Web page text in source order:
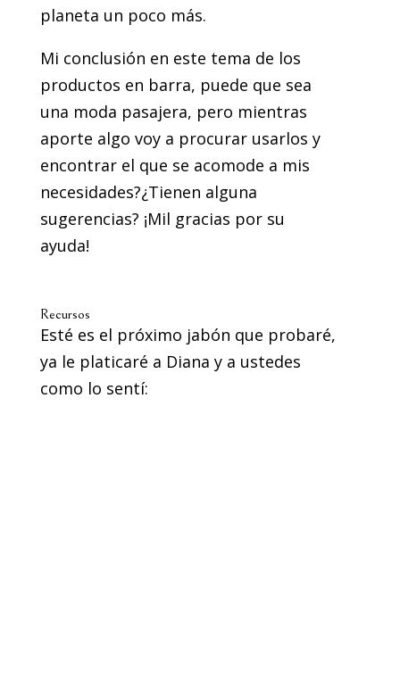
planeta un poco más.
Mi conclusión en este tema de los
productos en barra, puede que sea
una moda pasajera, pero mientras
aporte algo voy a procurar usarlos y
encontrar el que se acomode a mis
necesidades?¿Tienen alguna
sugerencias? ¡Mil gracias por su
ayuda!
Recursos
Esté es el próximo jabón que probaré,
ya le platicaré a Diana y a ustedes
como lo sentí: